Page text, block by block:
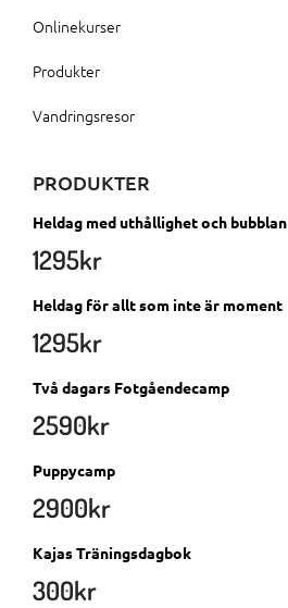
Onlinekurser
Produkter
Vandringsresor
PRODUKTER
Heldag med uthållighet och bubblan
1295kr
Heldag för allt som inte är moment
1295kr
Två dagars Fotgåendecamp
2590kr
Puppycamp
2900kr
Kajas Träningsdagbok
300kr